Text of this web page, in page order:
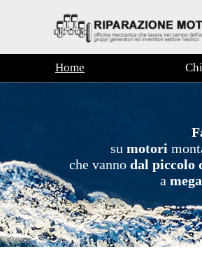
Home
su motori
che vanno dal piccolo
a